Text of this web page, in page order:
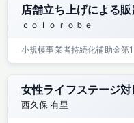
店舗立ち上げによる
ｃｏｌｏｒｏｂｅ
小規模事業者持続化補助金第
女性ライフステージ
西久保 有里